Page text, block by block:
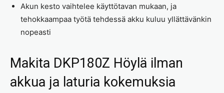
Akun kesto vaihtelee käyttötavan mukaan, ja
tehokkaampaa työtä tehdessä akku kuluu yllättävänkin
nopeasti
Makita DKP180Z Höylä ilman
akkua ja laturia kokemuksia